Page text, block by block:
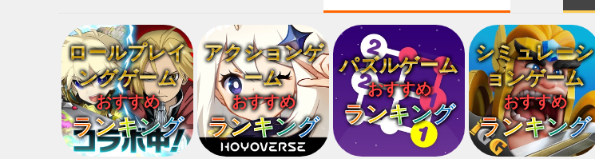
ロールプレイ
ングゲーム
おすすめ
ランキング
アクションゲ
ーム
おすすめ
ランキング
パズルゲーム
おすすめ
ランキング
シミュレーシ
ョンゲーム
おすすめ
ランキング